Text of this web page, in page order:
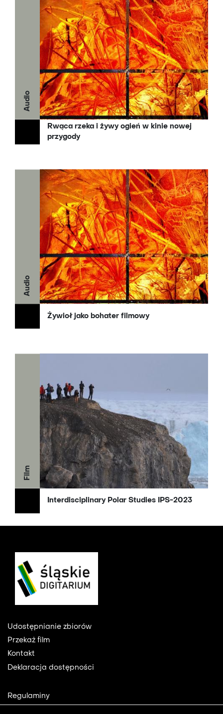
Audio
Rwąca rzeka i żywy ogień w kinie nowej
przygody
Audio
Żywioł jako bohater filmowy
Film
Interdisciplinary Polar Studies IPS-2023
Footer
Udostępnianie zbiorów
Przekaż film
Kontakt
Deklaracja dostępności
Footer
2
Regulaminy